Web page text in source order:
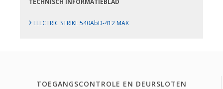
TECHNISCH INFORMATIEBLAD
› ELECTRIC STRIKE 540AbD-412 MAX
TOEGANGSCONTROLE EN DEURSLOTEN